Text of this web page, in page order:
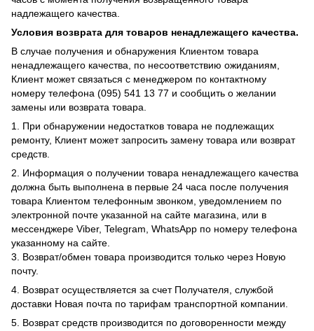
надлежащего качества.
Условия возврата для товаров ненадлежащего качества.
В случае получения и обнаружения Клиентом товара
ненадлежащего качества, по несоответствию ожиданиям,
Клиент может связаться с менеджером по контактному
номеру телефона (095) 541 13 77 и сообщить о желании
замены или возврата товара.
1. При обнаружении недостатков товара не подлежащих
ремонту, Клиент может запросить замену товара или возврат
средств.
2. Информация о получении товара ненадлежащего качества
должна быть выполнена в первые 24 часа после получения
товара Клиентом телефонным звонком, уведомлением по
электронной почте указанной на сайте магазина, или в
мессенджере Viber, Telegram, WhatsApp по номеру телефона
указанному на сайте.
3. Возврат/обмен товара производится только через Новую
почту.
4. Возврат осуществляется за счет Получателя, службой
доставки Новая почта по тарифам транспортной компании.
5. Возврат средств производится по договоренности между